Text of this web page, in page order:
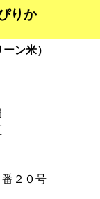
りか
ン米）
２０号